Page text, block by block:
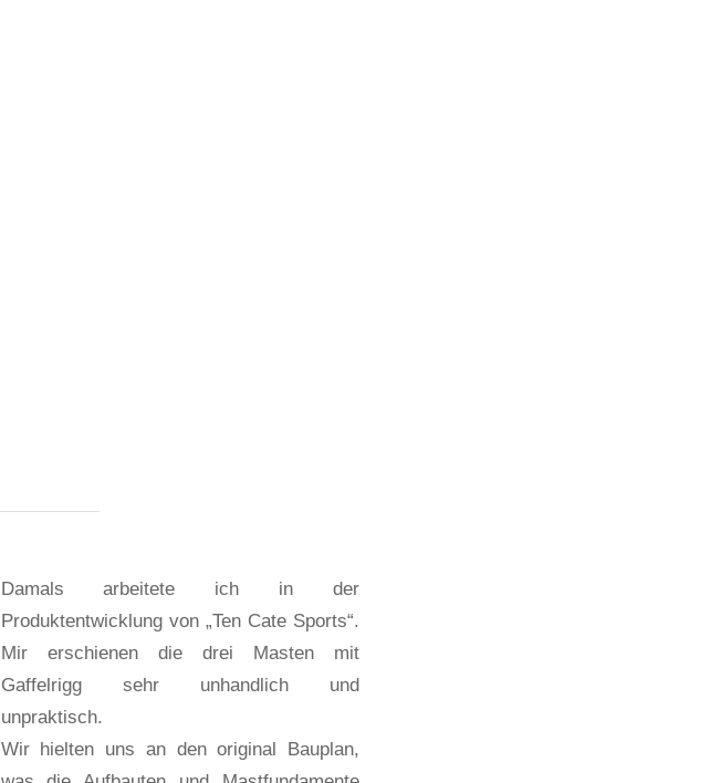
Damals arbeitete ich in der
Produktentwicklung von „Ten Cate Sports“.
Mir erschienen die drei Masten mit
Gaffelrigg sehr unhandlich und
unpraktisch.
Wir hielten uns an den original Bauplan,